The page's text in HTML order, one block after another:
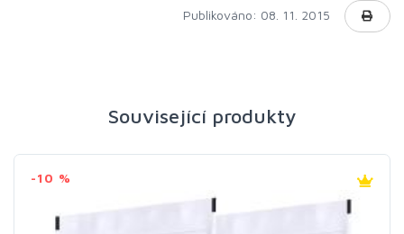
Publikováno: 08. 11. 2015
Související produkty
-10 %